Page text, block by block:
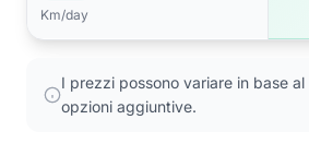
Km/day
I prezzi possono variare in base
opzioni aggiuntive.